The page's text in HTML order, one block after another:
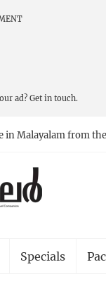
ad? Get in touch.
in Malayalam from
Specials